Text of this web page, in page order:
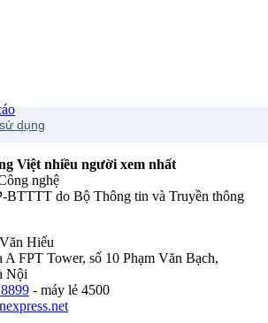
dụng
Việt nhiều người xem nhất
nghệ
BTTTT do Bộ Thông tin và Truyền thông
Hiếu
FPT Tower, số 10 Phạm Văn Bạch,
Nội
- máy lẻ 4500